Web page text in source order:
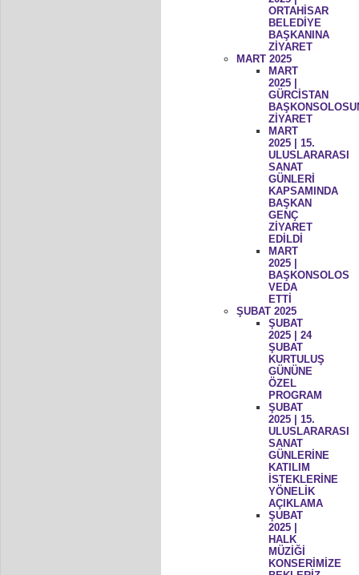
ORTAHİSAR
BELEDİYE
BAŞKANINA
ZİYARET
MART 2025
MART
2025 |
GÜRCİSTAN
ZİYARET
MART
2025 | 15.
ULUSLARARASI
SANAT
GÜNLERİ
KAPSAMINDA
BAŞKAN
GENÇ
ZİYARET
EDİLDİ
MART
2025 |
BAŞKONSOLOS
VEDA
ETTİ
ŞUBAT 2025
ŞUBAT
2025 | 24
ŞUBAT
KURTULUŞ
GÜNÜNE
ÖZEL
PROGRAM
ŞUBAT
2025 | 15.
ULUSLARARASI
SANAT
GÜNLERİNE
KATILIM
İSTEKLERİNE
YÖNELİK
AÇIKLAMA
ŞUBAT
2025 |
HALK
MÜZİĞİ
KONSERİMİZE